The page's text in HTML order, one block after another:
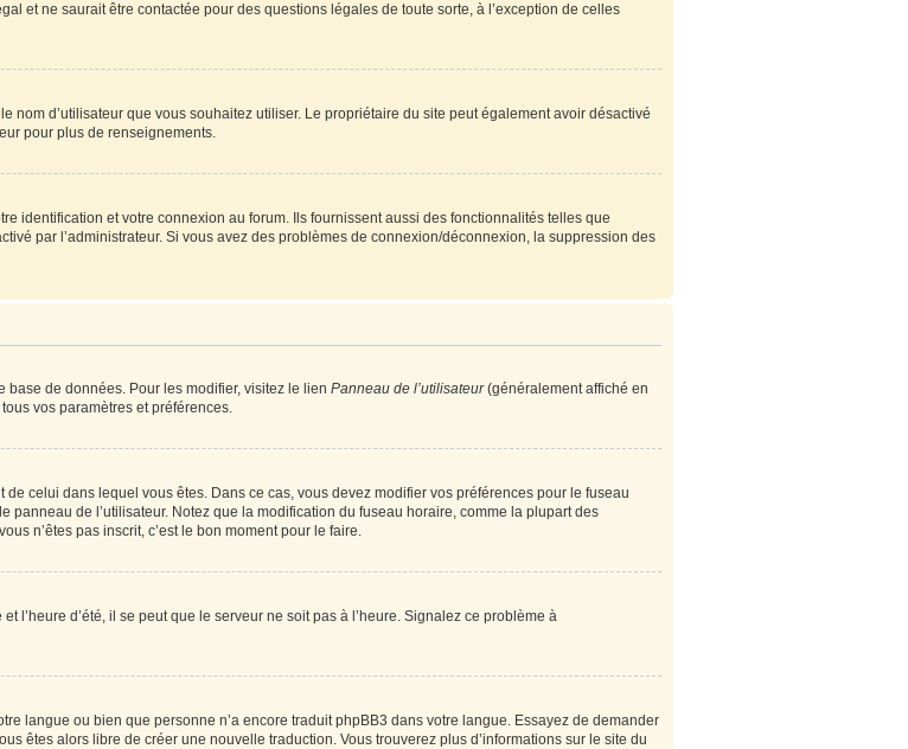
et ne saurait être contactée pour des questions légales de toute sorte, à l’exception de celles
nom d’utilisateur que vous souhaitez utiliser. Le propriétaire du site peut également avoir désactivé
pour plus de renseignements.
identification et votre connexion au forum. Ils fournissent aussi des fonctionnalités telles que
par l’administrateur. Si vous avez des problèmes de connexion/déconnexion, la suppression des
base de données. Pour les modifier, visitez le lien Panneau de l’utilisateur(généralement affiché en
vos paramètres et préférences.
de celui dans lequel vous êtes. Dans ce cas, vous devez modifier vos préférences pour le fuseau
panneau de l’utilisateur. Notez que la modification du fuseau horaire, comme la plupart des
n’êtes pas inscrit, c’est le bon moment pour le faire.
l’heure d’été, il se peut que le serveur ne soit pas à l’heure. Signalez ce problème à
langue ou bien que personne n’a encore traduit phpBB3 dans votre langue. Essayez de demander
êtes alors libre de créer une nouvelle traduction. Vous trouverez plus d’informations sur le site du